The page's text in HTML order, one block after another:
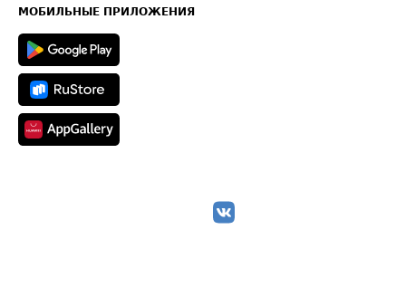
Техническая информация
МОБИЛЬНЫЕ ПРИЛОЖЕНИЯ